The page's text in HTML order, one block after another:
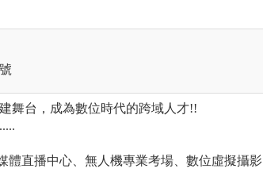
舞台，成為數位時代的跨域人才!!
體直播中心、無人機專業考場、數位虛擬攝影